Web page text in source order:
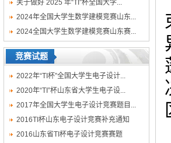
关于做好 2025 年“TI”杯全国大学...
2024年全国大学生数学建模竞赛山东...
2024全国大学生数学建模竞赛山东赛...
竞赛试题
2022年“TI杯”全国大学生电子设计...
2020年“TI”杯山东省大学生电子设...
2017年全国大学生电子设计竞赛题目...
2016TI杯山东电子设计竞赛补充通知
2016山东省TI杯电子设计竞赛赛题